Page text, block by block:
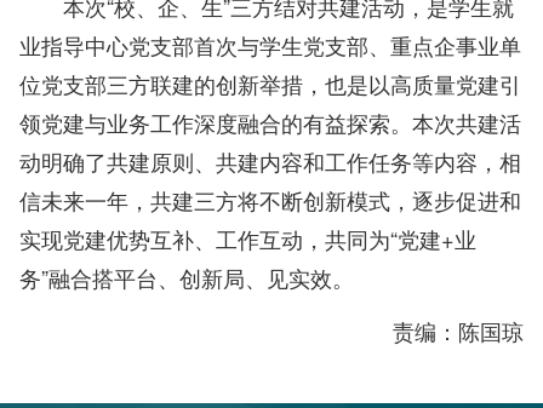
业指导中心党支部首次与学生党支部、重点企事业单
位党支部三方联建的创新举措，也是以高质量党建引
领党建与业务工作深度融合的有益探索。本次共建活
动明确了共建原则、共建内容和工作任务等内容，相
信未来一年，共建三方将不断创新模式，逐步促进和
实现党建优势互补、工作互动，共同为“党建+业
务”融合搭平台、创新局、见实效。
责编：陈国琼